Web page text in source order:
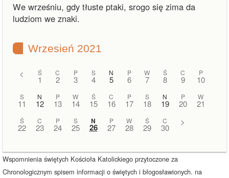
We wrześniu, gdy tłuste ptaki, srogo się zima da
ludziom we znaki.
Wrzesień 2021
< Ś
1
C
2
P
3
S
4
N
5
P
6
W
7
Ś
8
C
9
P
10
S
11
N
12
P
13
W
14
Ś
15
C
16
P
17
S
18
N
19
P
20
W
21
Ś
22
C
23
P
24
S
25
N
26
P
27
W
28
Ś
29
C
30
>
Wspomnienia świętych Kościoła Katolickiego przytoczone za
Chronologicznym spisem informacji o świętych i błogosławionych. na